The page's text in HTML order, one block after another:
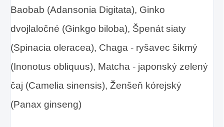
Baobab (Adansonia Digitata), Ginko
dvojlaločné (Ginkgo biloba), Špenát siaty
(Spinacia oleracea), Chaga - ryšavec šikmý
(Inonotus obliquus), Matcha - japonský zelený
čaj (Camelia sinensis), Ženšeň kórejský
(Panax ginseng)